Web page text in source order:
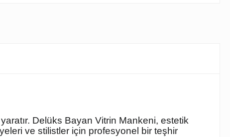
Delüks Bayan Vitrin Mankeni, estetik
ve stilistler için profesyonel bir teşhir